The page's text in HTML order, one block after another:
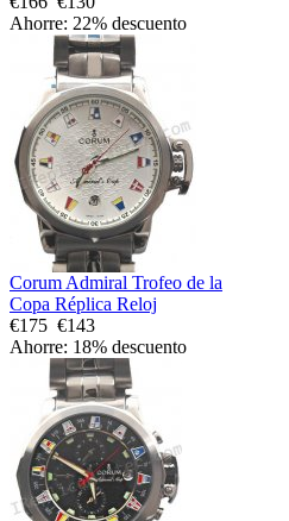
Ahorre: 22% descuento
Corum Admiral Trofeo de la
Copa Réplica Reloj
€175 €143
Ahorre: 18% descuento